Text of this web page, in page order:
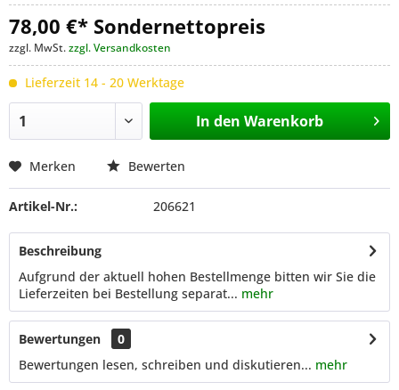
78,00 €* Sondernettopreis
zzgl. MwSt.zzgl. Versandkosten
Lieferzeit 14 - 20 Werktage
In den Warenkorb
Merken Bewerten
Artikel-Nr.: 206621
Beschreibung
Aufgrund der aktuell hohen Bestellmenge bitten wir Sie die
Lieferzeiten bei Bestellung separat... mehr
Bewertungen
0
Bewertungen lesen, schreiben und diskutieren... mehr